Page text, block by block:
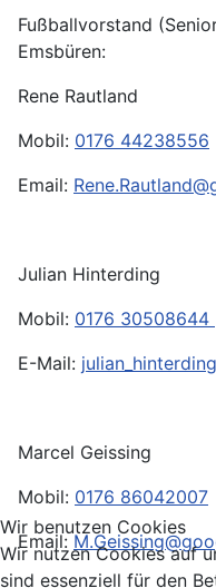
Fußballvorstand
Emsbüren:
Rene Rautland
Mobil: 0176 44238556
Email:
Julian Hinterding
Mobil: 0176 30508644
E-Mail:
Marcel Geissing
Mobil: 0176 86042007
Email:
Wir benutzen Cookies
Wir nutzen Cookies auf
sind essenziell für den